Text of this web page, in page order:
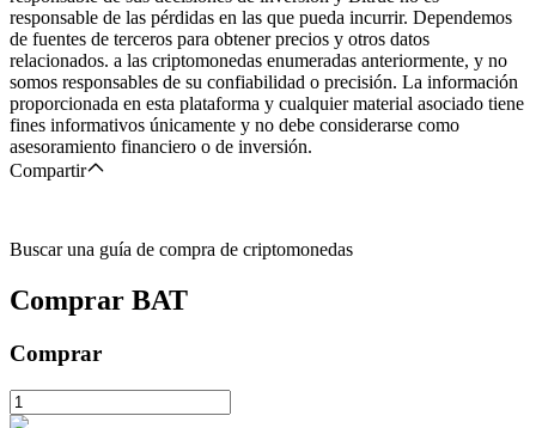
responsable de las pérdidas en las que pueda incurrir. Dependemos
de fuentes de terceros para obtener precios y otros datos
relacionados. a las criptomonedas enumeradas anteriormente, y no
somos responsables de su confiabilidad o precisión. La información
proporcionada en esta plataforma y cualquier material asociado tiene
fines informativos únicamente y no debe considerarse como
asesoramiento financiero o de inversión.
Compartir
Buscar una guía de compra de criptomonedas
Comprar BAT
Comprar